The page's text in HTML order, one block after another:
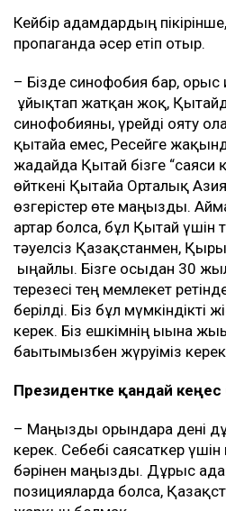
Кейбір адамдардың
пропаганда әсер етіп отыр.
– Бізде синофобия бар, орыс
ұйықтап жатқан жоқ,
синофобияны, үрейді ояту
қытайға емес, Ресейге
жағдайда Қытай бізге
өйткені Қытайға Орталық
өзгерістер өте маңызды.
артар болса, бұл Қытай үшін
тәуелсіз Қазақстанмен,
ыңғайлы. Бізге осыдан 30
терезесі тең мемлекет
берілді. Біз бұл мүмкіндікті
керек. Біз ешкімнің ығына
бағытымызбен жүруіміз
Президентке қандай кеңес
– Маңызды орындарға дені
керек. Себебі саясаткер
бәрінен маңызды. Дұрыс
позицияларда болса,